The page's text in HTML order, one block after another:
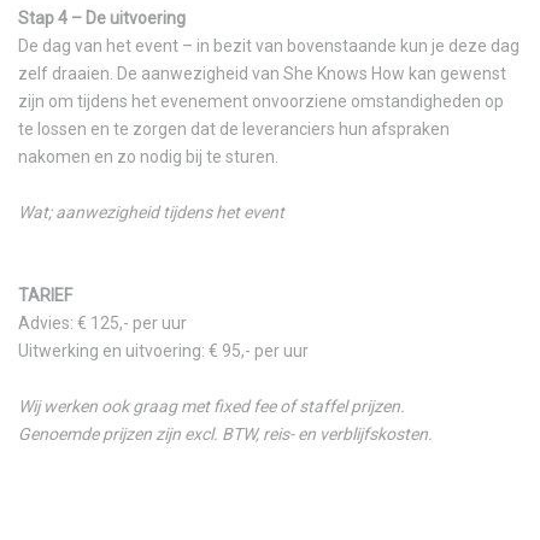
Stap 4 – De uitvoering
De dag van het event – in bezit van bovenstaande kun je deze dag
zelf draaien. De aanwezigheid van She Knows How kan gewenst
zijn om tijdens het evenement onvoorziene omstandigheden op
te lossen en te zorgen dat de leveranciers hun afspraken
nakomen en zo nodig bij te sturen.
Wat; aanwezigheid tijdens het event
TARIEF
Advies: € 125,- per uur
Uitwerking en uitvoering: € 95,- per uur
Wij werken ook graag met fixed fee of staffel prijzen.
Genoemde prijzen zijn excl. BTW, reis- en verblijfskosten.